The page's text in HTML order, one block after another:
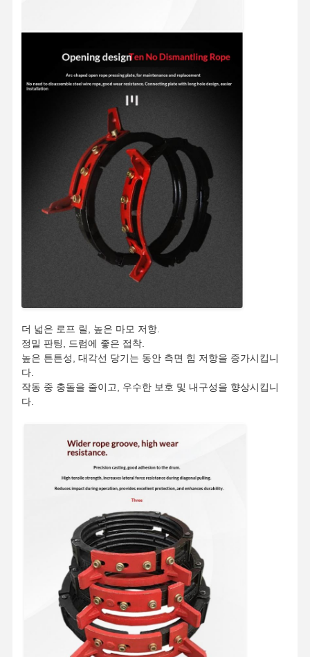
더 넓은 로프 릴, 높은 마모 저항.
정밀 판팅, 드럼에 좋은 접착.
높은 튼튼성, 대각선 당기는 동안 측면 힘 저항을 증가시킵니
다.
작동 중 충돌을 줄이고, 우수한 보호 및 내구성을 향상시킵니
다.